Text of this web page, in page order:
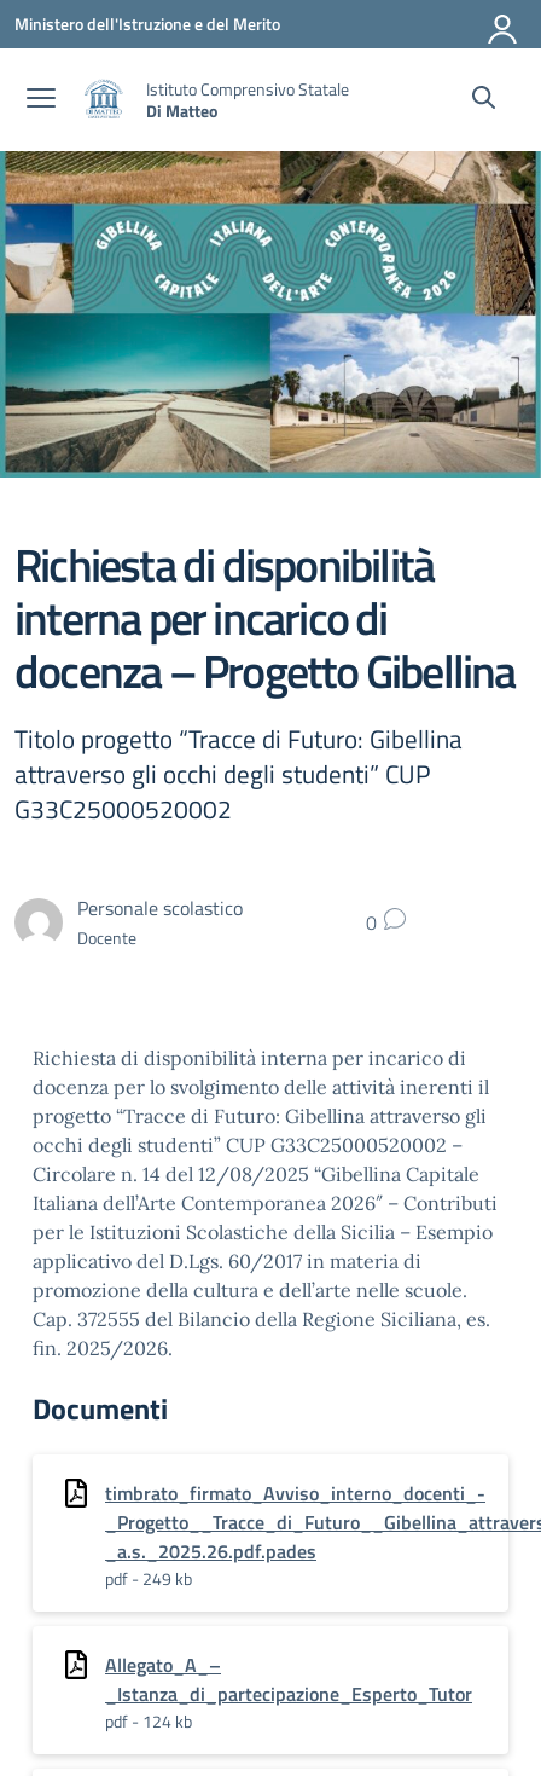
Vai ai contenuti
Vai al menu di navigazione
Vai al footer
Ministero dell'Istruzione e del Merito
Istituto Comprensivo Statale
Di Matteo
Richiesta di disponibilità
interna per incarico di
docenza – Progetto Gibellina
Titolo progetto “Tracce di Futuro: Gibellina
attraverso gli occhi degli studenti” CUP
G33C25000520002
Personale scolastico
Docente 0
Richiesta di disponibilità interna per incarico di
docenza per lo svolgimento delle attività inerenti il
progetto “Tracce di Futuro: Gibellina attraverso gli
occhi degli studenti” CUP G33C25000520002 –
Circolare n. 14 del 12/08/2025 “Gibellina Capitale
Italiana dell’Arte Contemporanea 2026″ – Contributi
per le Istituzioni Scolastiche della Sicilia – Esempio
applicativo del D.Lgs. 60/2017 in materia di
promozione della cultura e dell’arte nelle scuole.
Cap. 372555 del Bilancio della Regione Siciliana, es.
fin. 2025/2026.
Documenti
timbrato_firmato_Avviso_interno_docenti_-
_a.s._2025.26.pdf.pades
pdf - 249 kb
Allegato_A_–
_Istanza_di_partecipazione_Esperto_Tutor
pdf - 124 kb